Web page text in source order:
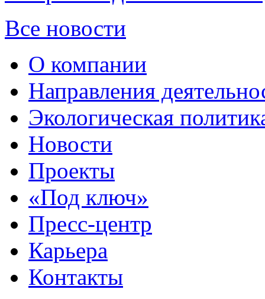
Все новости
О компании
Направления
Экологическая
Новости
Проекты
«Под ключ»
Пресс-центр
Карьера
Контакты